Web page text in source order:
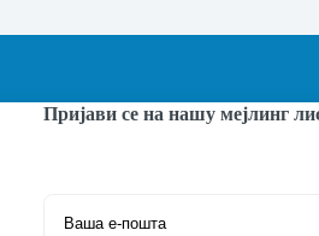
Пријави се на нашу мејлинг